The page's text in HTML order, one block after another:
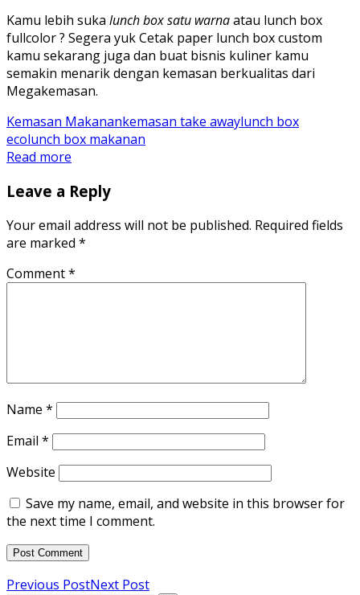
Kamu lebih suka lunch box satu warnaatau lunch box
fullcolor ? Segera yuk Cetak paper lunch box custom
kamu sekarang juga dan buat bisnis kuliner kamu
semakin menarik dengan kemasan berkualitas dari
Megakemasan.
Kemasan Makanankemasan take awaylunch box
ecolunch box makanan
Read more
Leave a Reply
Your email address will not be published. Required fields
are marked *
Comment*
Name *
Email *
Website
Save my name, email, and website in this browser for
the next time I comment.
Previous PostNext Post